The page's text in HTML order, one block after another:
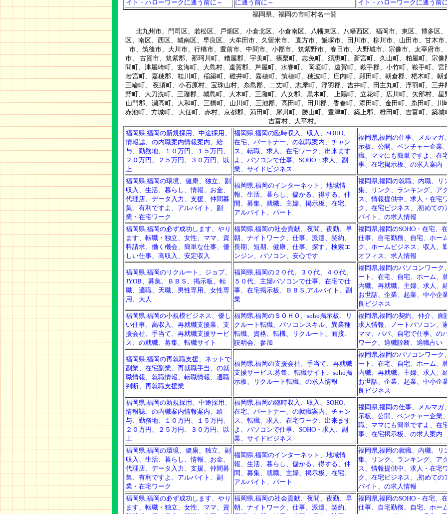
イト・ハローワークに通う前に～
に通う前に～
イト・ハローワークに通う前
福岡県、福岡の市町村名一覧
北九州市、門司区、若松区、戸畑区、小倉北区、小倉南区、八幡東区、八幡西区、福岡市、東区、博多区
区、南区、西区、城南区、早良区、大牟田市、久留米市、 直方市、飯塚市、田川市、柳川市、山田市、甘木市
市、筑後市、大川市、行橋市、豊前市、中間市、小郡市、筑紫野市、春日市、大野城市、宗像市、太宰府市
市、 古賀市、筑紫郡、那珂川町、糟屋郡、宇美町、篠栗町、志免町、須惠町、新宮町、久山町、粕屋町、宗像
間町、津屋崎町、玄海町、大島村、遠賀郡、芦屋町、水巻町、 岡垣町、遠賀町、鞍手郡、小竹町、鞍手町、宮
若宮町、嘉穂郡、桂川町、稲築町、碓井町、嘉穂町、筑穂町、穂波町、庄内町、頴田町、朝倉郡、杷木町、朝
三輪町、 夜須町、小石原村、宝珠山村、糸島郡、二丈町、志摩町、浮羽郡、吉井町、田主丸町、浮羽町、三井
野町、大刀洗町、三潴郡、城島町、大木町、三潴町、八女郡、黒木町、 上陽町、立花町、広川町、矢部村、星
山門郡、瀬高町、大和町、三橋町、山川町、三池郡、高田町、田川郡、香春町、添田町、金田町、糸田町、川
赤池町、方城町、 大任町、赤村、京都郡、苅田町、犀川町、勝山町、豊津町、築上郡、椎田町、吉富町、築城
吉富村、大平村。
福岡県,福岡の新規採用、中途採用、
情報誌、の内職案内情報案内、給
与、勤務地、１０万円、１５万円、
２０万円、２５万円、３０万円、以
上
福岡県,福岡の臨時収入、収入、SOHO、
在宅、パートナー、の就職案内、チャン
ス、転職、求人、在宅ワーク、出来ます
よ、パソコンで仕事、SOHO・求人、副
業、サイドビジネス
福岡県,福岡の仕事、メルマガ
示板、公開、ベンチャー企業
職、ママにも簡単ですよ、在
事、在宅掲示板、の求人案内
福岡県,福岡の環境、健康、独立、副
収入、生活、暮らし、情報、お金、
代理店、データ入力、支援、仲間募
集、有利ですよ、アルバイト、副
業・在宅ワーク
福岡県,福岡のインターネット、地域情
報、生活、暮らし、儲かる、得する、仲
間、募集、就職、主婦、掲示板、在宅、
アルバイト、パート
福岡県,福岡の就職、内職、リ
集、リンク、ランキング、ア
ス、情報提供中、求人・在宅
ク、在宅ビジネス、,初めての
バイト、の求人情報
福岡県,福岡の必ず成功します、やり
ます、転職・独立、女性、ママ、資
料請求、働く機会、簡単な仕事、優
しい仕事、高収入、安定収入
福岡県,福岡の社会貢献、夜間、夜勤、早
朝、ナイトワーク、仕事、派遣、契約、
長期、短期、健康、仕事、探す、検索エ
ンジン、パソコン、安心です
福岡県,福岡のSOHO・在宅、
仕事、自宅勤務、自宅、ホー
ク、ホームビジネス、収入、
オフィス、求人情報
福岡県,福岡のリクルート、ジョブ、
JYOB、募集、ＢＢＳ、掲示板、転
職、適職、天職、男性専用、女性専
用、大人
福岡県,福岡の２０代、３０代、４０代、
５０代、主婦パソコンで仕事、在宅で仕
事、在宅掲示板、ＢＢＳ,アルバイト、副
業
福岡県,福岡のパソコンワーク
ート、在宅、自宅、ホーム、
内職、再就職、主婦、求人、
お世話、企業、起業、中小企
良ビジネス
福岡県,福岡の小規模ビジネス、優し
い仕事、高収入、再就職支援業、支
援会社、手当て、再就職支援サービ
ス、の就職、募集、転職サイト
福岡県,福岡のＳＯＨＯ、soho掲示板、リ
クルート転職、パソコンスキル、異業種
転職、資格、転機、リクルート、面接、
説明会、参加
福岡県,福岡の契約、仲介、面
求人情報、ノートパソコン、
ママ、パパ、自宅で仕事、の
ワーク、適職診断、適職占い
福岡県,福岡の再就職支援、ネットで
副業、在宅副業、再就職手当、の就
職情報、就職情報、転職情報、適職
判断、再就職支援業
福岡県,福岡の支援会社、手当て、再就職
支援サービス.募集、転職サイト、soho掲
示板、リクルート転職、の求人情報
福岡県,福岡のパソコンワーク
ート、在宅、自宅、ホーム、
内職、再就職、主婦、求人、
お世話、企業、起業、中小企
良ビジネス
福岡県,福岡の新規採用、中途採用、
情報誌、の内職案内情報案内、給
与、勤務地、１０万円、１５万円、
２０万円、２５万円、３０万円、以
上
福岡県,福岡の臨時収入、収入、SOHO、
在宅、パートナー、の就職案内、チャン
ス、転職、求人、在宅ワーク、出来ます
よ、パソコンで仕事、SOHO・求人、副
業、サイドビジネス
福岡県,福岡の仕事、メルマガ
示板、公開、ベンチャー企業
職、ママにも簡単ですよ、在
事、在宅掲示板、の求人案内
福岡県,福岡の環境、健康、独立、副
収入、生活、暮らし、情報、お金、
代理店、データ入力、支援、仲間募
集、有利ですよ、アルバイト、副
業・在宅ワーク
福岡県,福岡のインターネット、地域情
報、生活、暮らし、儲かる、得する、仲
間、募集、就職、主婦、掲示板、在宅、
アルバイト、パート
福岡県,福岡の就職、内職、リ
集、リンク、ランキング、ア
ス、情報提供中、求人・在宅
ク、在宅ビジネス、,初めての
バイト、の求人情報
福岡県,福岡の必ず成功します、やり
ます、転職・独立、女性、ママ、資
福岡県,福岡の社会貢献、夜間、夜勤、早
朝、ナイトワーク、仕事、派遣、契約、
福岡県,福岡のSOHO・在宅、
仕事、自宅勤務、自宅、ホー